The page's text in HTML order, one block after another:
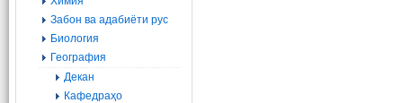
Забон ва адабиёти рус
Биология
География
Декан
Кафедраҳо